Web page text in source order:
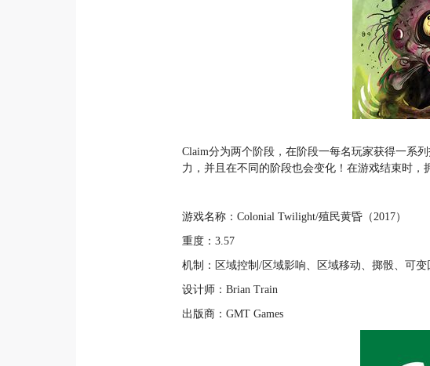
Claim分为两个阶段，在阶段一每名玩家获得一系
力，并且在不同的阶段也会变化！在游戏结束时，
游戏名称：Colonial Twilight/殖民黄昏（2017）
重度：3.57
机制：区域控制/区域影响、区域移动、掷骰、可
设计师：Brian Train
出版商：GMT Games